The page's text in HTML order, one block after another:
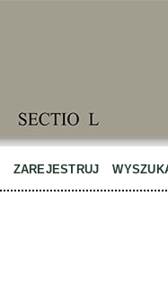
ZAREJESTRUJ